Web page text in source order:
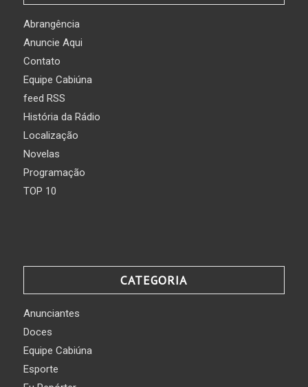
Abrangência
Anuncie Aqui
Contato
Equipe Cabiúna
feed RSS
História da Rádio
Localização
Novelas
Programação
TOP 10
CATEGORIA
Anunciantes
Doces
Equipe Cabiúna
Esporte